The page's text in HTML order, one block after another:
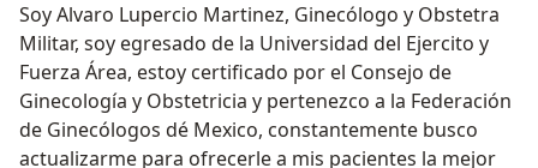
Soy Alvaro Lupercio Martinez, Ginecólogo y Obstetra
Militar, soy egresado de la Universidad del Ejercito y
Fuerza Área, estoy certificado por el Consejo de
Ginecología y Obstetricia y pertenezco a la Federación
de Ginecólogos dé Mexico, constantemente busco
actualizarme para ofrecerle a mis pacientes la mejor